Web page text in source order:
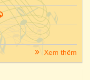
Xem thêm